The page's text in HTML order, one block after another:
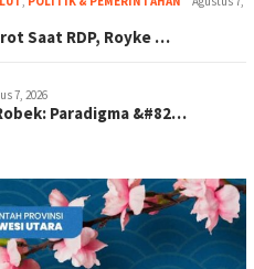
Saat RDP, Royke …
7, 2026
Paradigma &#82…